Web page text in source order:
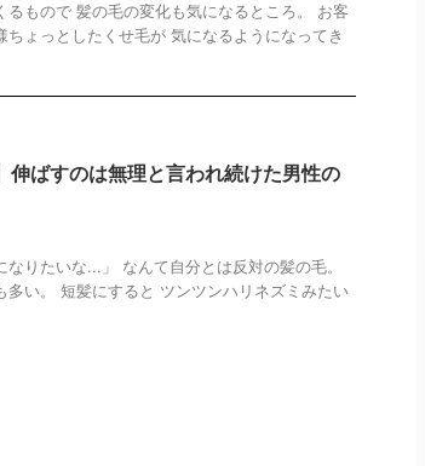
もので 髪の毛の変化も気になるところ。 お客
ょっとしたくせ毛が 気になるようになってき
伸ばすのは無理と言われ続けた男性の
りたいな...」 なんて自分とは反対の髪の毛。
い。 短髪にすると ツンツンハリネズミみたい